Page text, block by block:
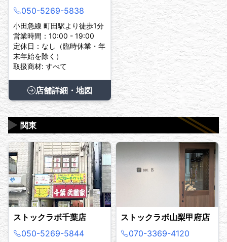
050-5269-5838
小田急線 町田駅より徒歩1分
営業時間：10:00 - 19:00
定休日：なし（臨時休業・年
末年始を除く）
取扱商材: すべて
店舗詳細・地図
関東
▶
ストックラボ千葉店
050-5269-5844
ストックラボ山梨甲府店
070-3369-4120